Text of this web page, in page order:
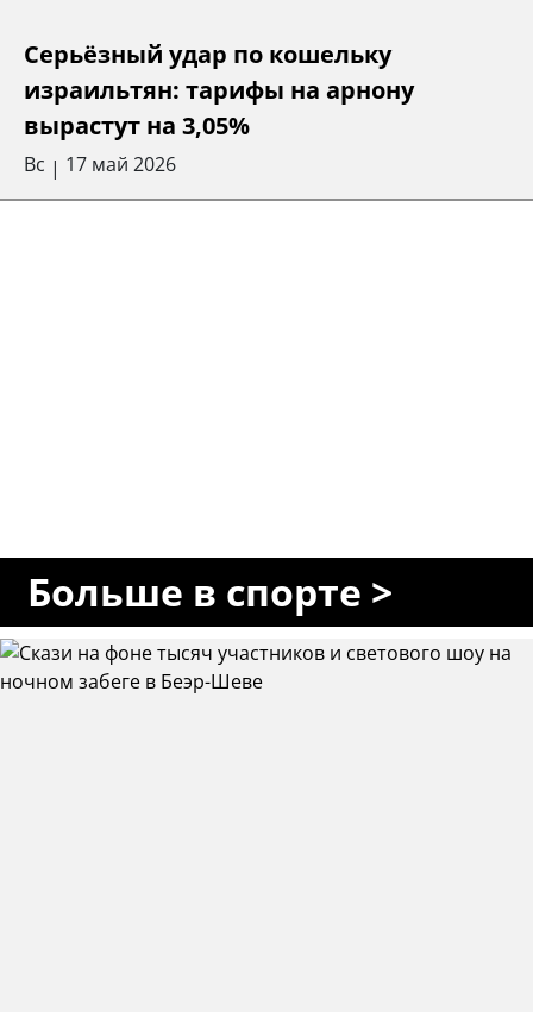
Серьёзный удар по кошельку
израильтян: тарифы на арнону
вырастут на 3,05%
Вс | 17 май 2026
Больше в спорте >